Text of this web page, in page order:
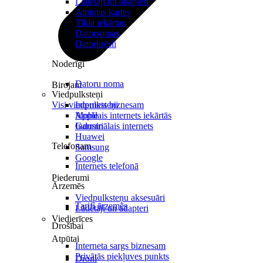
Birojam
Internets biznesam
Mobilais internets iekārtās
Industriālais internets
Telefonam
Internets telefonā
Ārzemēs
Tarifi ārzemēs
Drošībai
Interneta sargs biznesam
Privātās piekļuves punkts
Atmiņas kartes
Tīkla iekārtas
Datorsomas
Datorkrēsli
Noderīgi
Datoru noma
Viedpulksteņi
Visi viedpulksteņi
Apple
Garmin
Huawei
Samsung
Google
Piederumi
Viedpulksteņu aksesuāri
Lādētāji un adapteri
Viedierīces
Atpūtai
Droni